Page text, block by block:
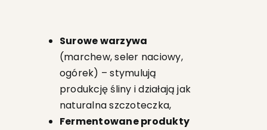
Surowe warzywa
(marchew, seler naciowy,
ogórek) – stymulują
produkcję śliny i działają jak
naturalna szczoteczka,
Fermentowane produkty